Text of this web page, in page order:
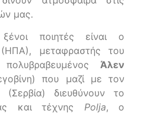
μας.
ποιητές είναι ο
μεταφραστής του
Άλεν
που μαζί με τον
(Σερβία) διευθύνουν το
και τέχνης Polja, ο